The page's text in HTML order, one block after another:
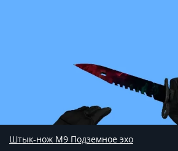
Штык-нож М9 Подземное эхо